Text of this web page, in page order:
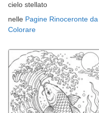
cielo stellato
nelle Pagine Rinoceronte da
Colorare